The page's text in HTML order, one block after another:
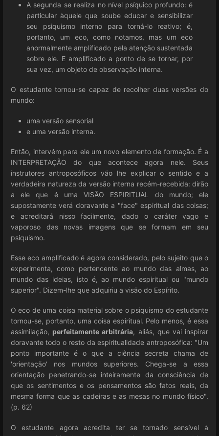
A segunda se realiza no nível psíquico profundo: é
particular àquele que soube educar e sensibilizar
seu psiquismo interno para torná-lo reativo; é,
portanto, um eco, como notamos, mas um eco
anormalmente amplificado pela atenção sustentada
sobre ele. E amplificado a ponto de se tornar, por
sua vez, um objeto de observação interna.
O estudante tornou-se capaz de recolher duas versões do
mundo:
uma versão sensorial
e uma versão interna.
Então, intervém para ele um novo elemento de formação. É a
INTERPRETAÇÃO do que acontece agora nele. Seus
instrutores antroposóficos vão lhe explicar o sentido e a
verdadeira natureza da versão interna recém-recebida: dirão
a ele que é uma VISÃO ESPIRITUAL do mundo; ele
supostamente verá doravante a "face" espiritual das coisas;
e acreditará nisso facilmente, dado o caráter vago e
vaporoso das novas imagens que se formam em seu
psiquismo.
Esse eco amplificado é agora considerado, pelo sujeito que o
experimenta, como pertencente ao mundo das almas, ao
mundo das ideias, isto é, ao mundo espiritual ou "mundo
superior". Dizem-lhe que adquiriu a visão do Espírito.
O eco de uma coisa material sobre o psiquismo do estudante
tornou-se, portanto, uma coisa espiritual. Pelo menos, é essa
assimilação, perfeitamente arbitrária, aliás, que vai inspirar
doravante todo o resto da espiritualidade antroposófica: "Um
ponto importante é o que a ciência secreta chama de
'orientação' nos mundos superiores. Chega-se a essa
orientação penetrando-se inteiramente da consciência de
que os sentimentos e os pensamentos são fatos reais, da
mesma forma que as cadeiras e as mesas no mundo físico".
(p. 62)
O estudante agora acredita ter se tornado sensível à